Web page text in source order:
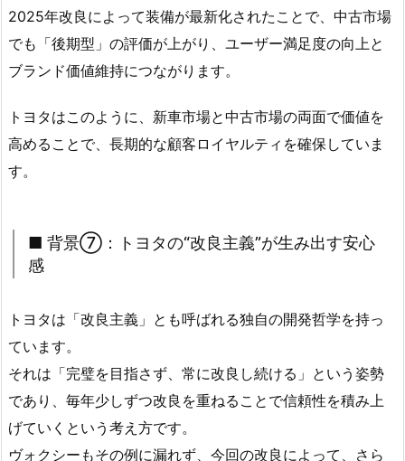
2025年改良によって装備が最新化されたことで、中古市場
でも「後期型」の評価が上がり、ユーザー満足度の向上と
ブランド価値維持につながります。
トヨタはこのように、新車市場と中古市場の両面で価値を
高めることで、長期的な顧客ロイヤルティを確保していま
す。
■ 背景⑦：トヨタの“改良主義”が生み出す安心
感
トヨタは「改良主義」とも呼ばれる独自の開発哲学を持っ
ています。
それは「完璧を目指さず、常に改良し続ける」という姿勢
であり、毎年少しずつ改良を重ねることで信頼性を積み上
げていくという考え方です。
ヴォクシーもその例に漏れず、今回の改良によって、さら